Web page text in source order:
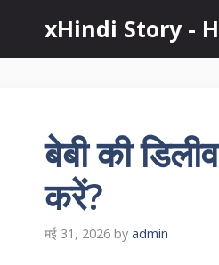
content
xHindi Story -
बेबी की
करें?
मई 31, 2026 by admin